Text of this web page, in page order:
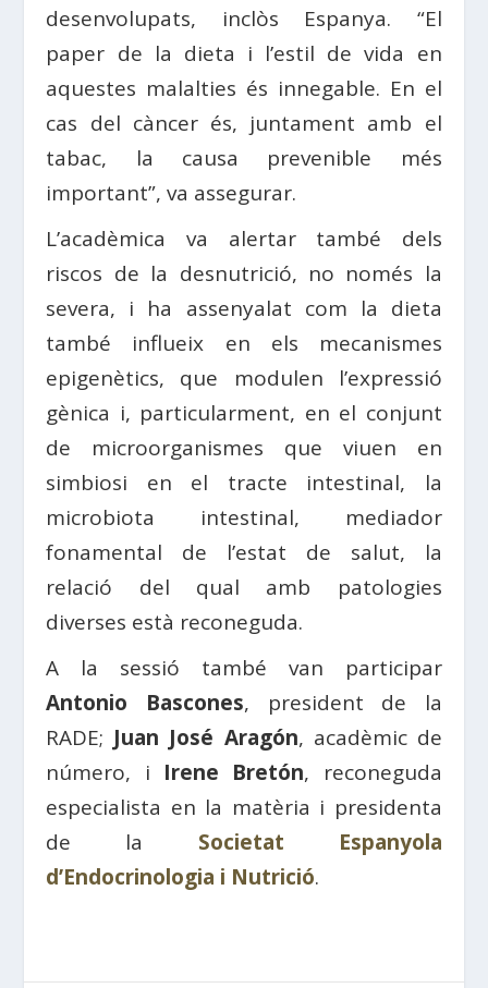
desenvolupats, inclòs Espanya. “El
paper de la dieta i l’estil de vida en
aquestes malalties és innegable. En el
cas del càncer és, juntament amb el
tabac, la causa prevenible més
important”, va assegurar.
L’acadèmica va alertar també dels
riscos de la desnutrició, no només la
severa, i ha assenyalat com la dieta
també influeix en els mecanismes
epigenètics, que modulen l’expressió
gènica i, particularment, en el conjunt
de microorganismes que viuen en
simbiosi en el tracte intestinal, la
microbiota intestinal, mediador
fonamental de l’estat de salut, la
relació del qual amb patologies
diverses està reconeguda.
A la sessió també van participar
Antonio Bascones, president de la
RADE; Juan José Aragón, acadèmic de
número, i Irene Bretón, reconeguda
especialista en la matèria i presidenta
de la Societat Espanyola
d’Endocrinologia i Nutrició.